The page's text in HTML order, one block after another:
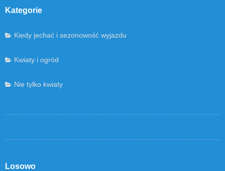
Kategorie
Kiedy jechać i sezonowość wyjazdu
Kwiaty i ogród
Nie tylko kwiaty
Losowo